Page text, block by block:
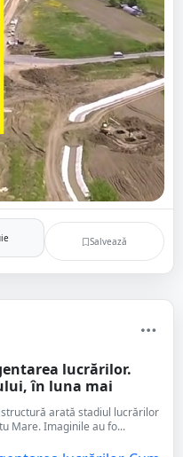
Salvează
lucrărilor.
în luna mai
arată stadiul lucrărilor
Mare. Imaginile au fo...